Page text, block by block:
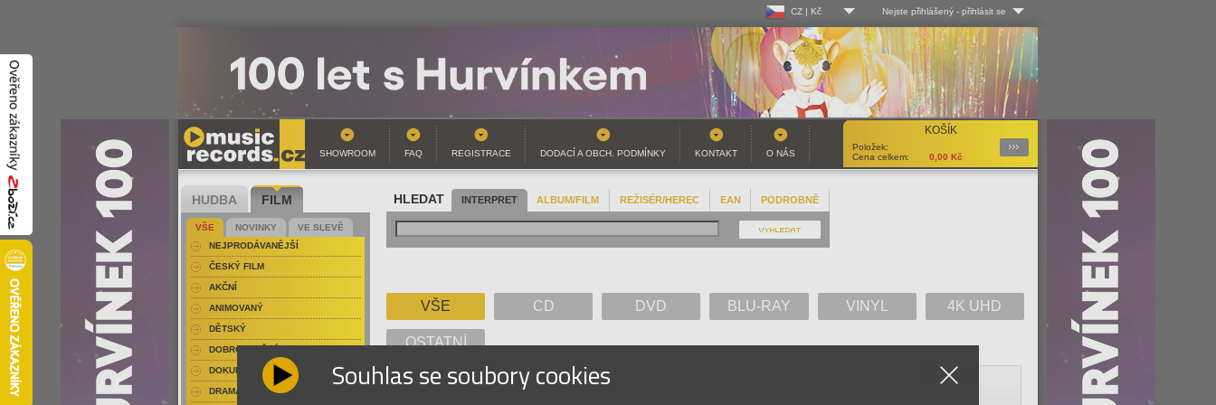
CZ | Kč
CZ | Kč
SK | EUR
Nejste přihlášený - přihlásit se
Log-in
Uživ. jméno:
Heslo:
Registrace
KOŠÍK
Položek:
Cena celkem:
0,00 Kč
Podrobnosti
SHOWROOM
FAQ REGISTRACE DODACÍ A OBCH. PODMÍNKY KONTAKT O NÁS
HLEDAT INTERPRET ALBUM/FILM REŽISÉR/HEREC EAN PODROBNĚ
VŠE CD DVD BLU-RAY VINYL 4K UHD
OSTATNÍ
G
HUDBA FILM
VŠE NOVINKY
VE SLEVĚ
NEJPRODÁVANĚJŠÍ
ČESKÝ FILM
AKČNÍ
ANIMOVANÝ
DĚTSKÝ
DOBRODRUŽNÝ
DOKUMENT-PŘÍRODOPISNÝ
DRAMA Souhlas se soubory cookies Close